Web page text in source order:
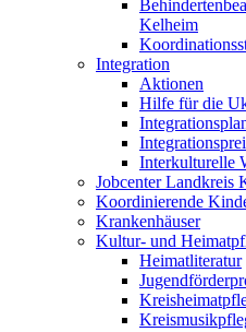
Kelheim
Integration
Aktionen
Hilfe für die
Interkulturelle
Jobcenter Landkreis
Koordinierende
Krankenhäuser
Kultur- und
Heimatliteratur